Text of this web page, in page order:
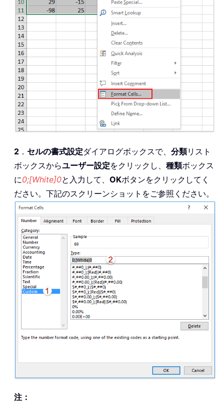
2 ． セルの書式設定ダイアログボックスで、 分類リスト
ボックスからユーザー設定をクリックし、 種類ボックス
に0;[White]0と入力して、 OKボタンをクリックしてく
ださい。下記のスクリーンショットをご参照ください。
注：